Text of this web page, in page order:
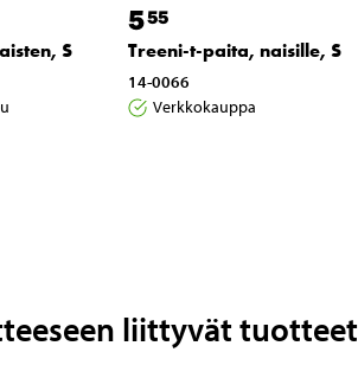
S
555
Treeni-t-paita, naisille, S
14-0066
Verkkokauppa
liittyvät tuotteet